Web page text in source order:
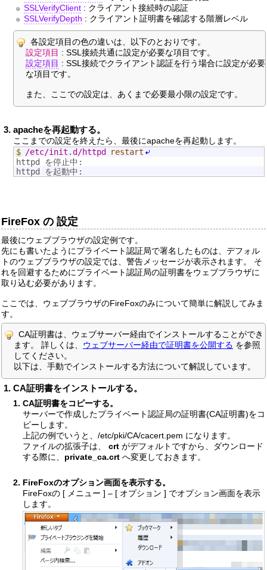
SSLVerifyClient : クライアント接続時の認証
SSLVerifyDepth : クライアント証明書を確認する階層レベル
各設定項目の色の違いは、以下のとおりです。
設定項目 : SSL接続共通に設定が必要な項目です。
設定項目 : SSL接続でクライアント認証を行う場合に設定が必要
な項目です。
また、ここでの設定は、あくまで必要最小限の設定です。
apacheを再起動する。
ここまでの設定を終えたら、最後にapacheを再起動します。
$ /etc/init.d/httpd
restart
httpd を停止中:
httpd を起動中:
FireFox の 設定
最後にウェブブラウザの設定例です。
先にも書いたようにプライベート認証局で署名したものは、デフォル
トのウェブブラウザの設定では、警告メッセージが表示されます。 そ
れを回避するためにプライベート認証局の証明書をウェブブラウザに
取り込む必要があります。
ここでは、ウェブブラウザのFireFoxのみについて簡単に解説してみま
す。
CA証明書は、ウェブサーバー経由でインストールすることができ
ます。 詳しくは、 ウェブサーバー経由で証明書を公開する を参照
してください。
以下は、手動でインストールする方法について解説しています。
CA証明書をインストールする。
CA証明書をコピーする。
サーバーで作成したプライベート認証局の証明書(CA証明書)をコ
ピーします。
上記の例でいうと、/etc/pki/CA/cacert.pem になります。
ファイルの拡張子は、 crt がデフォルトですから、ダウンロード
する際に、 private_ca.crt へ変更しておきます。
FireFoxのオプション画面を表示する。
FireFoxの [ メニュー ] – [ オプション ] でオプション画面を表示
します。